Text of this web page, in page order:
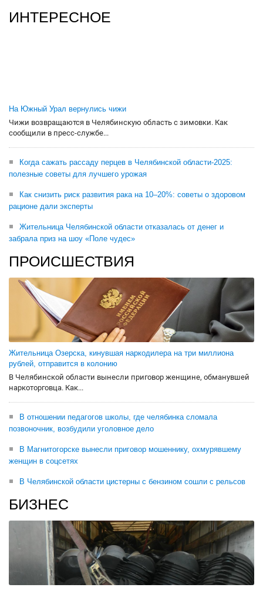
ИНТЕРЕСНОЕ
На Южный Урал вернулись чижи
Чижи возвращаются в Челябинскую область с зимовки. Как
сообщили в пресс-службе...
Когда сажать рассаду перцев в Челябинской области-2025:
полезные советы для лучшего урожая
Как снизить риск развития рака на 10–20%: советы о здоровом
рационе дали эксперты
Жительница Челябинской области отказалась от денег и
забрала приз на шоу «Поле чудес»
ПРОИСШЕСТВИЯ
Жительница Озерска, кинувшая наркодилера на три миллиона
рублей, отправится в колонию
В Челябинской области вынесли приговор женщине, обманувшей
наркоторговца. Как...
В отношении педагогов школы, где челябинка сломала
позвоночник, возбудили уголовное дело
В Магнитогорске вынесли приговор мошеннику, охмурявшему
женщин в соцсетях
В Челябинской области цистерны с бензином сошли с рельсов
БИЗНЕС